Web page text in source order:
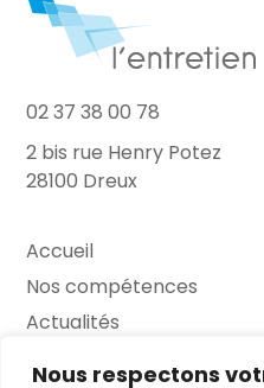
Nous respectons
02 37 38 00 78
2 bis rue Henry Potez
28100 Dreux
Accueil
Nos compétences
Actualités